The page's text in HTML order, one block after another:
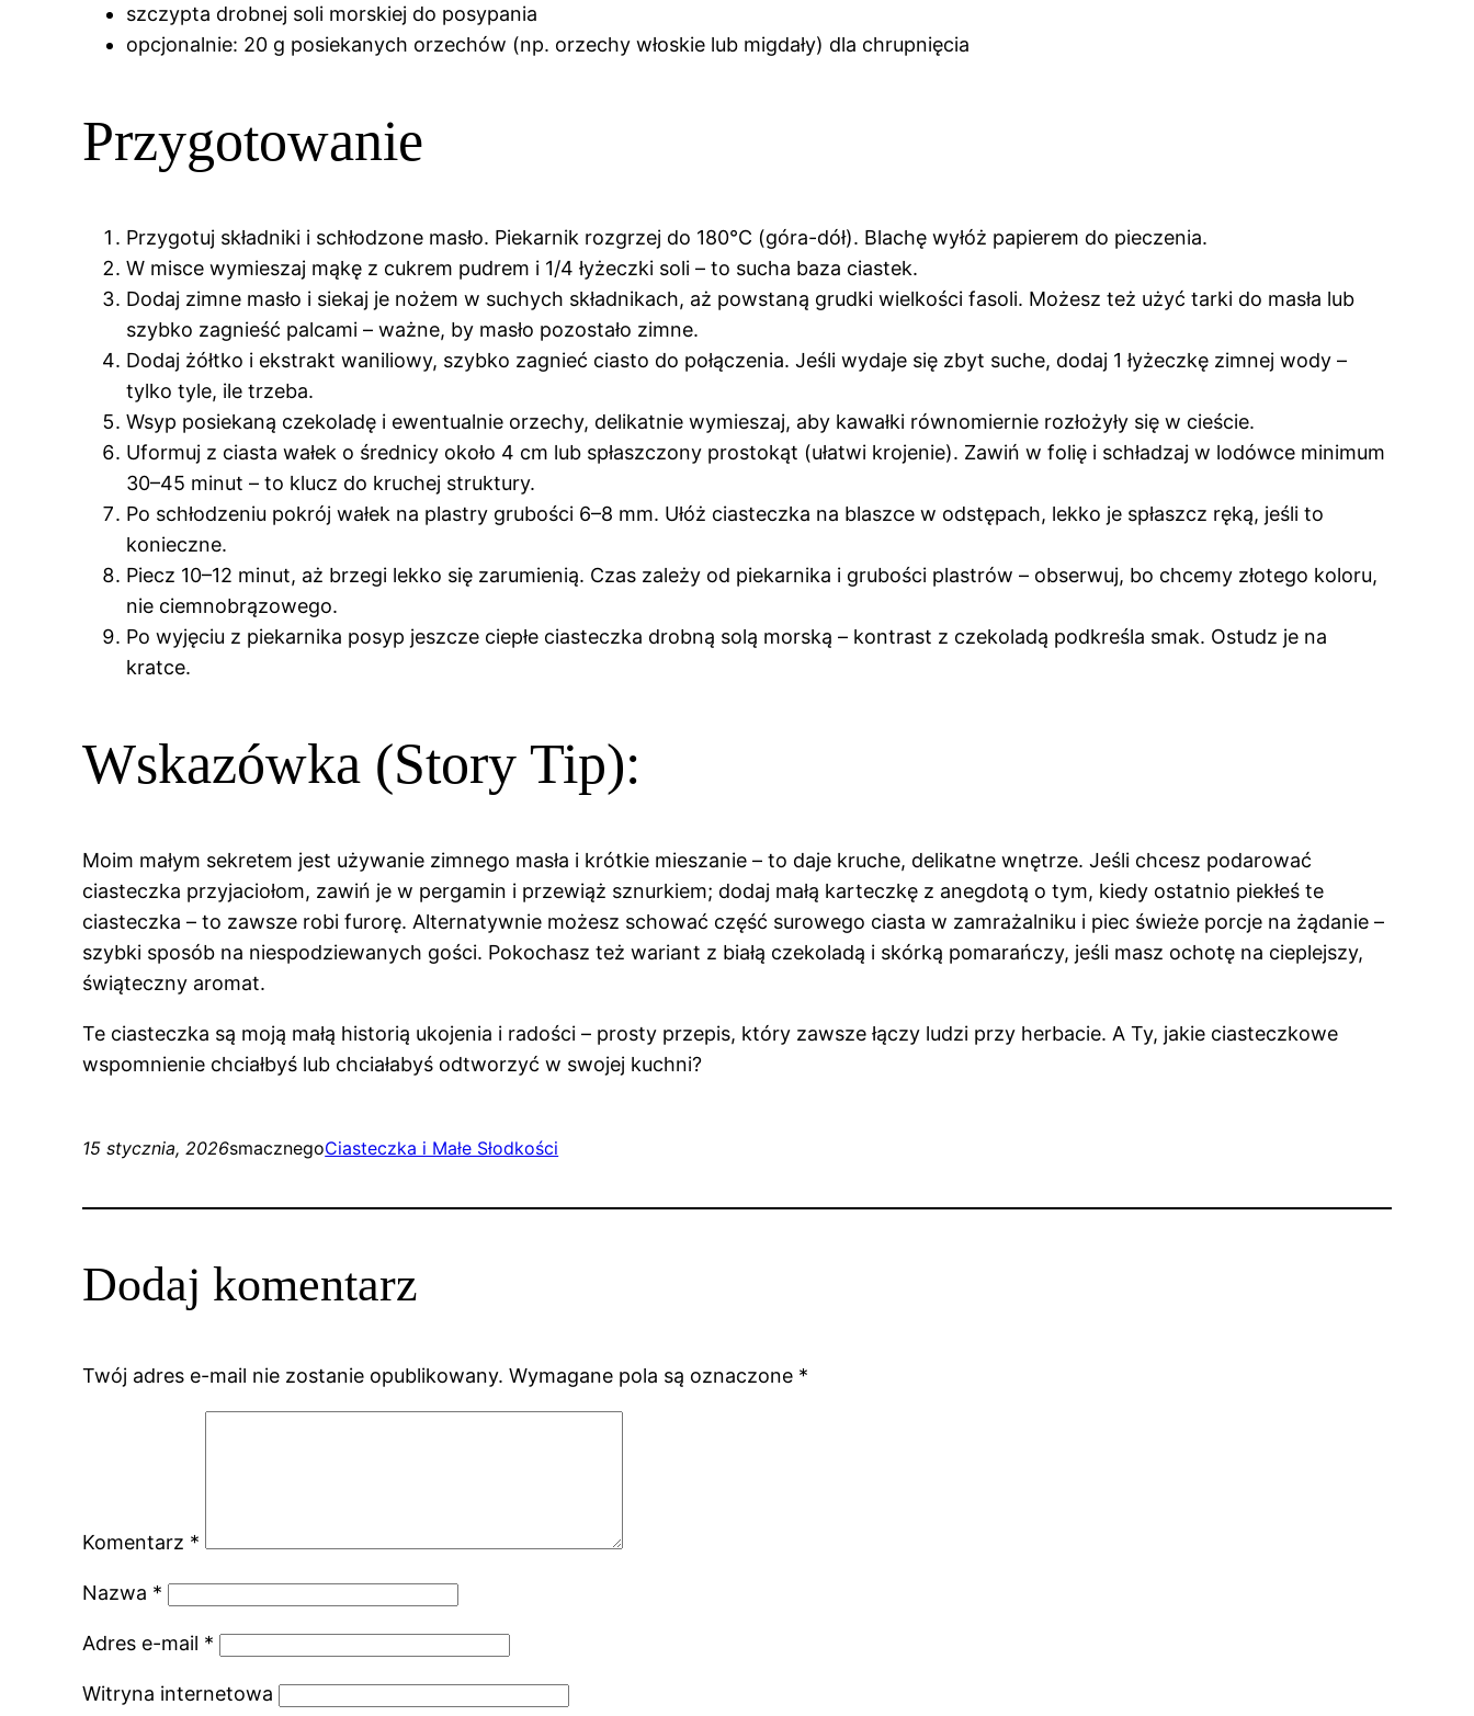
szczypta drobnej soli morskiej do posypania
opcjonalnie: 20 g posiekanych orzechów (np. orzechy włoskie lub migdały) dla chrupnięcia
Przygotowanie
Przygotuj składniki i schłodzone masło. Piekarnik rozgrzej do 180°C (góra-dół). Blachę wyłóż papierem do pieczenia.
W misce wymieszaj mąkę z cukrem pudrem i 1/4 łyżeczki soli – to sucha baza ciastek.
Dodaj zimne masło i siekaj je nożem w suchych składnikach, aż powstaną grudki wielkości fasoli. Możesz też użyć tarki do masła lub
szybko zagnieść palcami – ważne, by masło pozostało zimne.
Dodaj żółtko i ekstrakt waniliowy, szybko zagnieć ciasto do połączenia. Jeśli wydaje się zbyt suche, dodaj 1 łyżeczkę zimnej wody –
tylko tyle, ile trzeba.
Wsyp posiekaną czekoladę i ewentualnie orzechy, delikatnie wymieszaj, aby kawałki równomiernie rozłożyły się w cieście.
Uformuj z ciasta wałek o średnicy około 4 cm lub spłaszczony prostokąt (ułatwi krojenie). Zawiń w folię i schładzaj w lodówce minimum
30–45 minut – to klucz do kruchej struktury.
Po schłodzeniu pokrój wałek na plastry grubości 6–8 mm. Ułóż ciasteczka na blaszce w odstępach, lekko je spłaszcz ręką, jeśli to
konieczne.
Piecz 10–12 minut, aż brzegi lekko się zarumienią. Czas zależy od piekarnika i grubości plastrów – obserwuj, bo chcemy złotego koloru,
nie ciemnobrązowego.
Po wyjęciu z piekarnika posyp jeszcze ciepłe ciasteczka drobną solą morską – kontrast z czekoladą podkreśla smak. Ostudz je na
kratce.
Wskazówka (Story Tip):
Moim małym sekretem jest używanie zimnego masła i krótkie mieszanie – to daje kruche, delikatne wnętrze. Jeśli chcesz podarować
ciasteczka przyjaciołom, zawiń je w pergamin i przewiąż sznurkiem; dodaj małą karteczkę z anegdotą o tym, kiedy ostatnio piekłeś te
ciasteczka – to zawsze robi furorę. Alternatywnie możesz schować część surowego ciasta w zamrażalniku i piec świeże porcje na żądanie –
szybki sposób na niespodziewanych gości. Pokochasz też wariant z białą czekoladą i skórką pomarańczy, jeśli masz ochotę na cieplejszy,
świąteczny aromat.
Te ciasteczka są moją małą historią ukojenia i radości – prosty przepis, który zawsze łączy ludzi przy herbacie. A Ty, jakie ciasteczkowe
wspomnienie chciałbyś lub chciałabyś odtworzyć w swojej kuchni?
15 stycznia, 2026smacznegoCiasteczka i Małe Słodkości
Dodaj komentarz
Twój adres e-mail nie zostanie opublikowany. Wymagane pola są oznaczone *
Komentarz *
Nazwa *
Adres e-mail *
Witryna internetowa